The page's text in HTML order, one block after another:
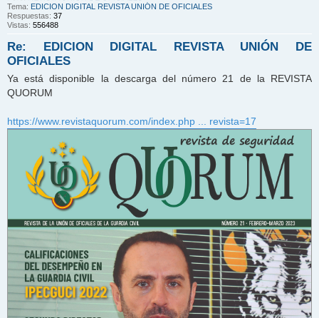
Tema: EDICION DIGITAL REVISTA UNIÓN DE OFICIALES
Respuestas: 37
Vistas: 556488
Re: EDICION DIGITAL REVISTA UNIÓN DE
OFICIALES
Ya está disponible la descarga del número 21 de la REVISTA
QUORUM
https://www.revistaquorum.com/index.php ... revista=17